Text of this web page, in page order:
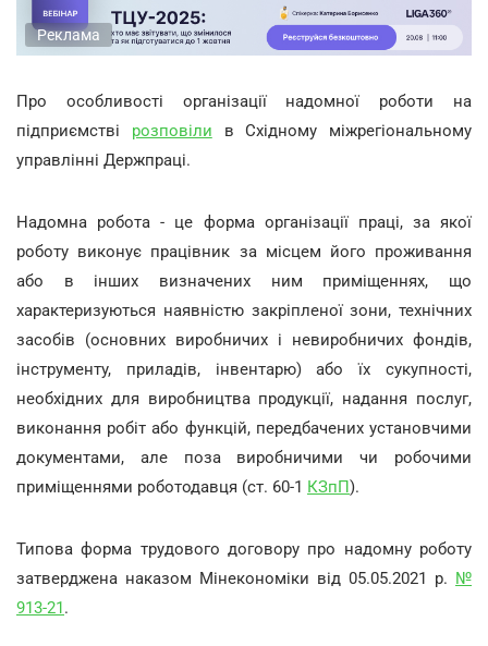
Реклама
Про особливості організації надомної роботи на
підприємстві розповіли в Східному міжрегіональному
управлінні Держпраці.
Надомна робота - це форма організації праці, за якої
роботу виконує працівник за місцем його проживання
або в інших визначених ним приміщеннях, що
характеризуються наявністю закріпленої зони, технічних
засобів (основних виробничих і невиробничих фондів,
інструменту, приладів, інвентарю) або їх сукупності,
необхідних для виробництва продукції, надання послуг,
виконання робіт або функцій, передбачених установчими
документами, але поза виробничими чи робочими
приміщеннями роботодавця (ст. 60-1 КЗпП).
Типова форма трудового договору про надомну роботу
затверджена наказом Мінекономіки від 05.05.2021 р. №
913-21.